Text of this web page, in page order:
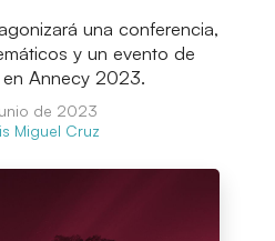
una conferencia,
y un evento de
Annecy 2023.
de 2023
Miguel Cruz